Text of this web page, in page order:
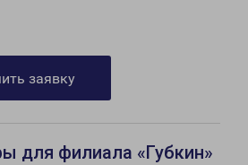
заявку
для филиала «Губкин»